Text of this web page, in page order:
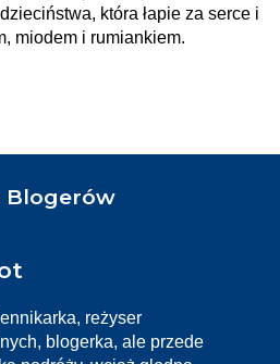
która łapie za serce i
miodem i rumiankiem.
Blogerów
reżyser
blogerka, ale przede